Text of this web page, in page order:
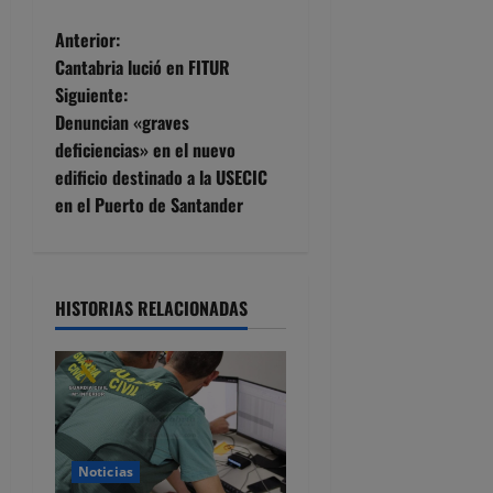
N
a
v
e
c
i
ó
n
Anterior:
Cantabria lució en FITUR
Siguiente:
Denuncian «graves
deficiencias» en el nuevo
edificio destinado a la USECIC
en el Puerto de Santander
HISTORIAS RELACIONADAS
Noticias